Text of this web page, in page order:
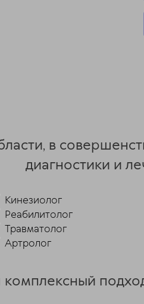
в
диагностики и
Кинезиолог
Реабилитолог
Травматолог
Артролог